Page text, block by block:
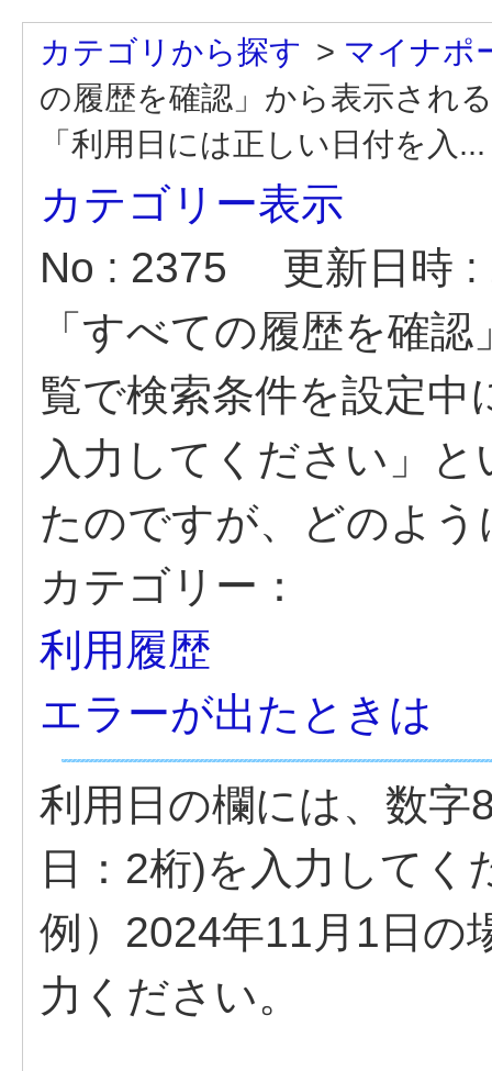
カテゴリから探す > マイナポ
の履歴を確認」から表示され
「利用日には正しい日付を入...
カテゴリー表示
No : 2375
更新日時
「すべての履歴を確
覧で検索条件を設定
入力してください」
たのですが、どのよ
カテゴリー：
利用履歴
エラーが出たときは
利用日の欄には、数字
日：2桁)を入力してく
例）2024年11月1日の
力ください。